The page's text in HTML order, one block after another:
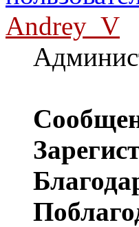
Andrey_V